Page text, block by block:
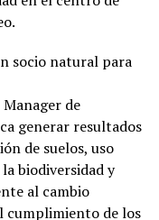
socio natural para
de
generar resultados
de suelos, uso
biodiversidad y
al cambio
cumplimiento de los